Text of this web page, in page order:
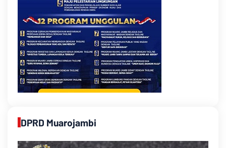
DPRD Muarojambi